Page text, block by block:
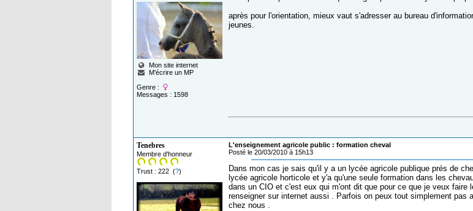
Mon site internet
M'écrire un MP
Genre :
Messages : 1598
après pour l'orientation, mieux vaut s'adresser au bureau
jeunes.
Tenebres
Membre d'honneur
Trust : 222 (?)
L'enseignement agricole public : formation cheval
Posté le 20/03/2010 à 15h13
Dans mon cas je sais qu'il y a un lycée agricole publique prés de
lycée agricole horticole et y'a qu'une seule formation dans les
dans un CIO et c'est eux qui m'ont dit que pour ce que je veux
renseigner sur internet aussi . Parfois on peux tout simplement
chez nous .